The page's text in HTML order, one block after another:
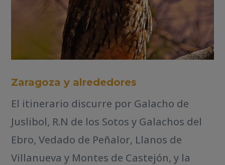
Zaragoza y alrededores
El itinerario discurre por Galacho de
Juslibol, R.N de los Sotos y Galachos del
Ebro, Vedado de Peñalor, Llanos de
Villanueva y Montes de Castejón, y la